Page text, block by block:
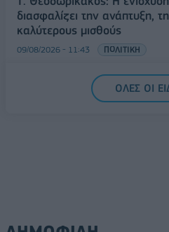
διασφαλίζει την ανάπτυξη,
καλύτερους μισθούς
09/08/2026 - 11:43 ΠΟΛΙΤΙΚΗ
Υπ. Μεταφορών: Οριστική
πινακίδων κυκλοφορίας -
ΟΛΕΣ ΟΙ